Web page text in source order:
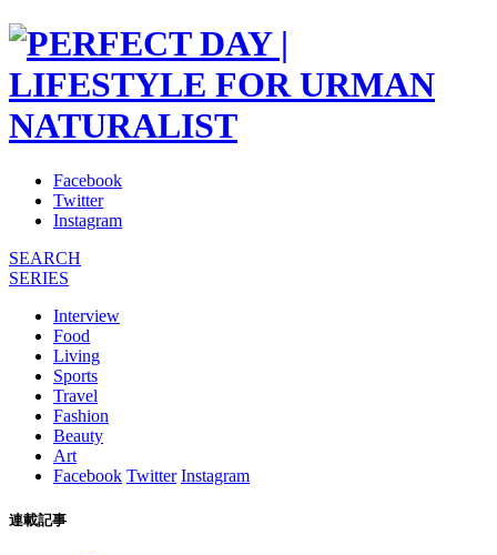
Facebook
Twitter
Instagram
SEARCH
SERIES
Interview
Food
Living
Sports
Travel
Fashion
Beauty
Art
Facebook Twitter Instagram
連載記事